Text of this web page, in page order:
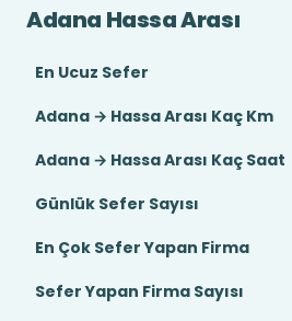
Adana Hassa Arası
En Ucuz Sefer
Adana → Hassa Arası Kaç Km
Adana → Hassa Arası Kaç Saat
Günlük Sefer Sayısı
En Çok Sefer Yapan Firma
Sefer Yapan Firma Sayısı